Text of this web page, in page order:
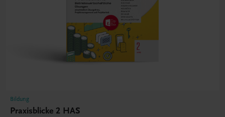
Bildung
Praxisblicke 2 HAS